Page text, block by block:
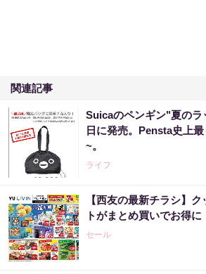
関連記事
Suicaのペンギン"夏の
日に発売。Pensta史上
~。
ライフ
【西友の最新チラシ】
トがまとめ買いでお得に
セール